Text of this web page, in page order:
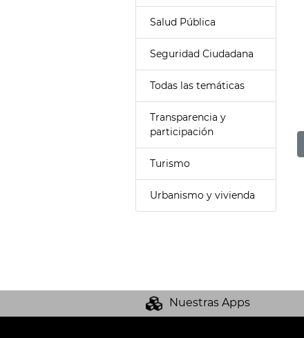
Salud Pública
Seguridad Ciudadana
Todas las temáticas
Transparencia y
participación
Turismo
Urbanismo y vivienda
Nuestras Apps